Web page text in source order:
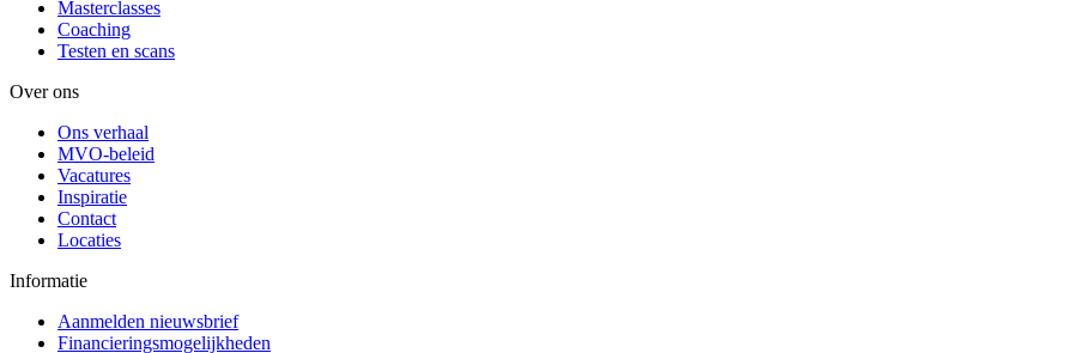
Masterclasses
Coaching
Testen en scans
Over ons
Ons verhaal
MVO-beleid
Vacatures
Inspiratie
Contact
Locaties
Informatie
Aanmelden nieuwsbrief
Financieringsmogelijkheden